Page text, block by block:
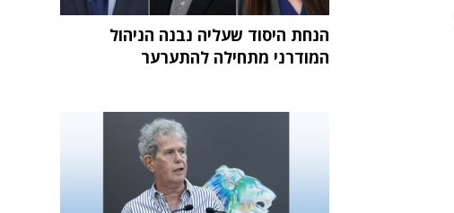
הנחת היסוד שעליה נבנה הניהול
המודרני מתחילה להתערער